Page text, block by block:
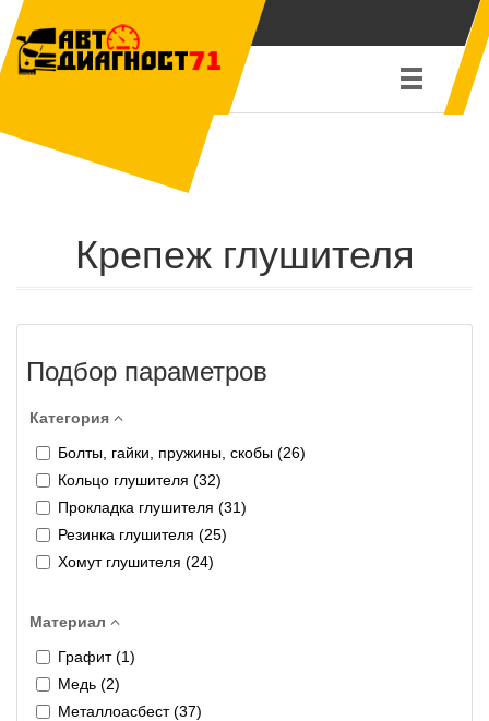
Крепеж глушителя
Подбор параметров
Категория
Болты, гайки, пружины, скобы (26)
Кольцо глушителя (32)
Прокладка глушителя (31)
Резинка глушителя (25)
Хомут глушителя (24)
Материал
Графит (1)
Медь (2)
Металлоасбест (37)